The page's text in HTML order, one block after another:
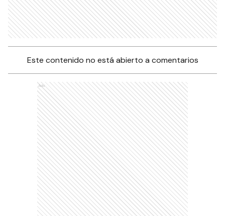
Este contenido no está abierto a comentarios
Ads